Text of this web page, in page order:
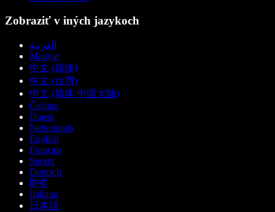
Zobraziť v iných jazykoch
العربية
Magyar
中文 (简体)
中文 (台灣)
中文 (简体 中国大陆)
Čeština
Dansk
Nederlands
English
Français
Suomi
Deutsch
हिन्दी
Italiano
日本語